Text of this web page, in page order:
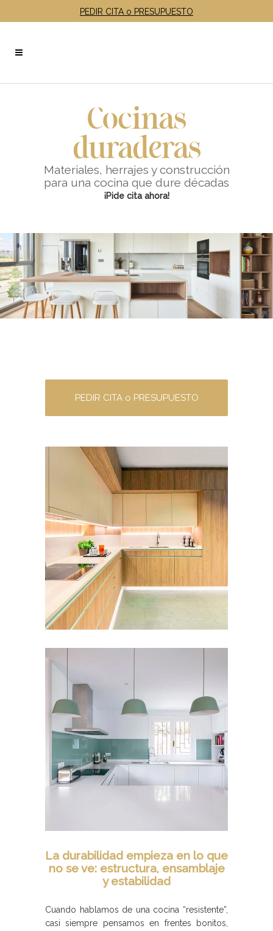
PEDIR CITA o PRESUPUESTO
Cocinas
duraderas
Materiales, herrajes y construcción
para una cocina que dure décadas
¡Pide cita ahora!
PEDIR CITA o PRESUPUESTO
La durabilidad empieza en lo que
no se ve: estructura, ensamblaje
y estabilidad
Cuando hablamos de una cocina “resistente”,
casi siempre pensamos en frentes bonitos,